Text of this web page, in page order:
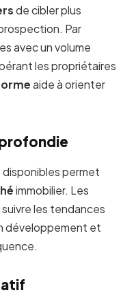
de cibler plus
Par
avec un volume
les propriétaires
aide à orienter
disponibles permet
immobilier. Les
les tendances
développement et